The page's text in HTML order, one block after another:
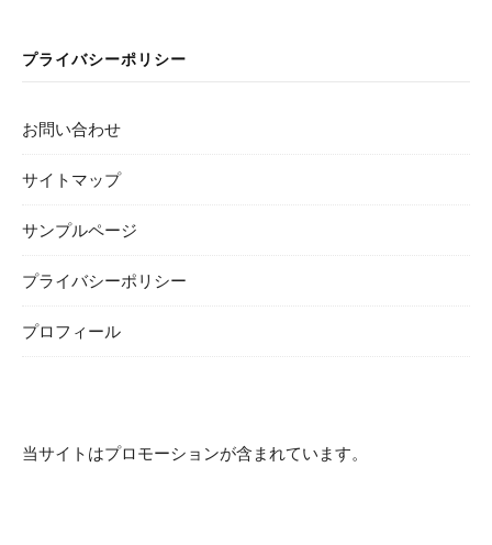
プライバシーポリシー
お問い合わせ
サイトマップ
サンプルページ
プライバシーポリシー
プロフィール
当サイトはプロモーションが含まれています。